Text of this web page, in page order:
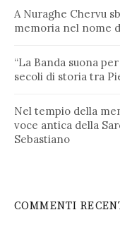
A Nuraghe Chervu
memoria nel nome
“La Banda suona
secoli di storia tra
Nel tempio della
voce antica della
Sebastiano
COMMENTI